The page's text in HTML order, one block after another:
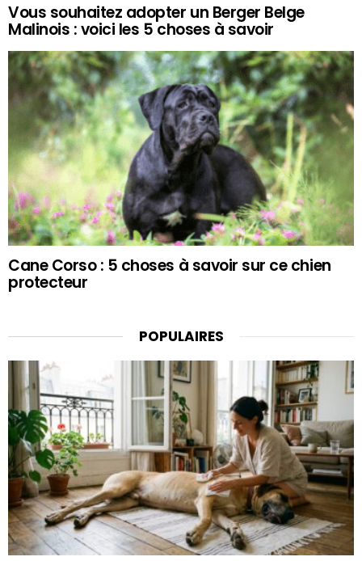
Vous souhaitez adopter un Berger Belge
Malinois : voici les 5 choses à savoir
Cane Corso : 5 choses à savoir sur ce chien
protecteur
POPULAIRES